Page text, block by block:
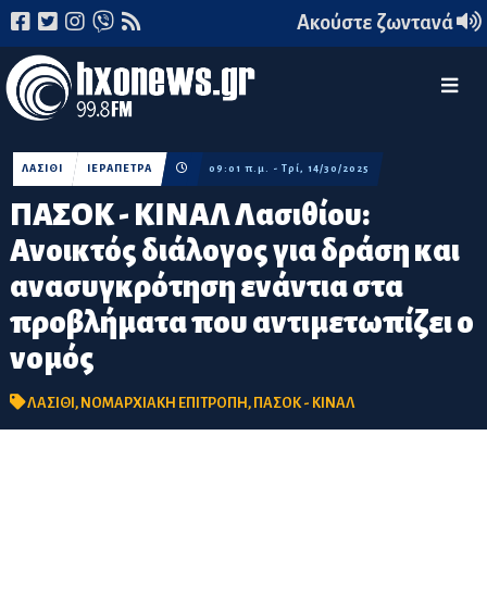
Ακούστε ζωντανά
ΠΑΣΟΚ - ΚΙΝΑΛ Λασιθίου:
Ανοικτός διάλογος για δράση και
ανασυγκρότηση ενάντια στα
προβλήματα που αντιμετωπίζει ο
νομός
ΛΑΣΙΘΙ ΙΕΡΑΠΕΤΡΑ 09:01 π.μ. - Τρί, 14/30/2025
ΛΑΣΙΘΙ, ΝΟΜΑΡΧΙΑΚΗ ΕΠΙΤΡΟΠΗ, ΠΑΣΟΚ - ΚΙΝΑΛ